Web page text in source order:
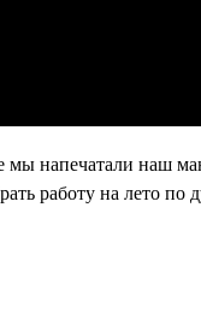
напечатали наш
работу на лето по